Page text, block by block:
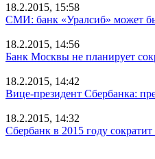
18.2.2015, 15:58
СМИ: банк «Уралсиб» может
18.2.2015, 14:56
Банк Москвы не планирует
18.2.2015, 14:42
Вице-президент Сбербанка:
18.2.2015, 14:32
Сбербанк в 2015 году